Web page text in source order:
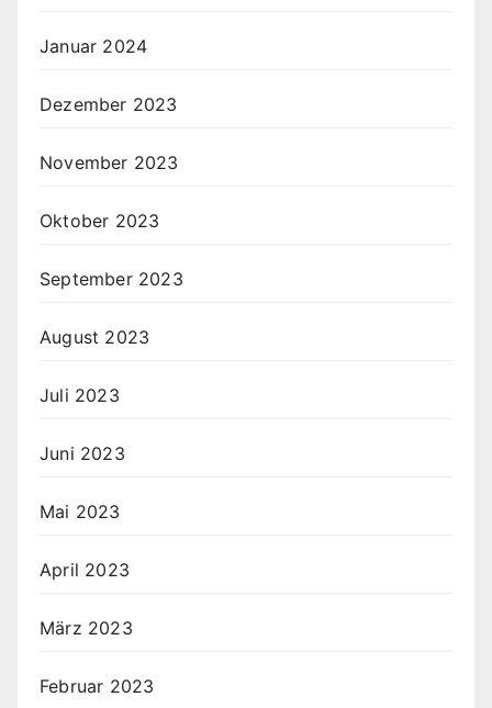
Januar 2024
Dezember 2023
November 2023
Oktober 2023
September 2023
August 2023
Juli 2023
Juni 2023
Mai 2023
April 2023
März 2023
Februar 2023